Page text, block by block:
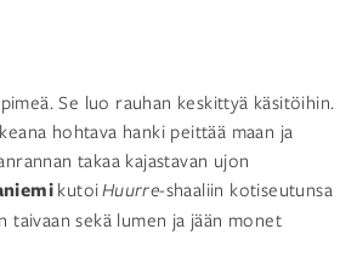
Se luo rauhan keskittyä käsitöihin.
hohtava hanki peittää maan ja
takaa kajastavan ujon
kutoiHuurre-shaaliin kotiseutunsa
taivaan sekä lumen ja jään monet